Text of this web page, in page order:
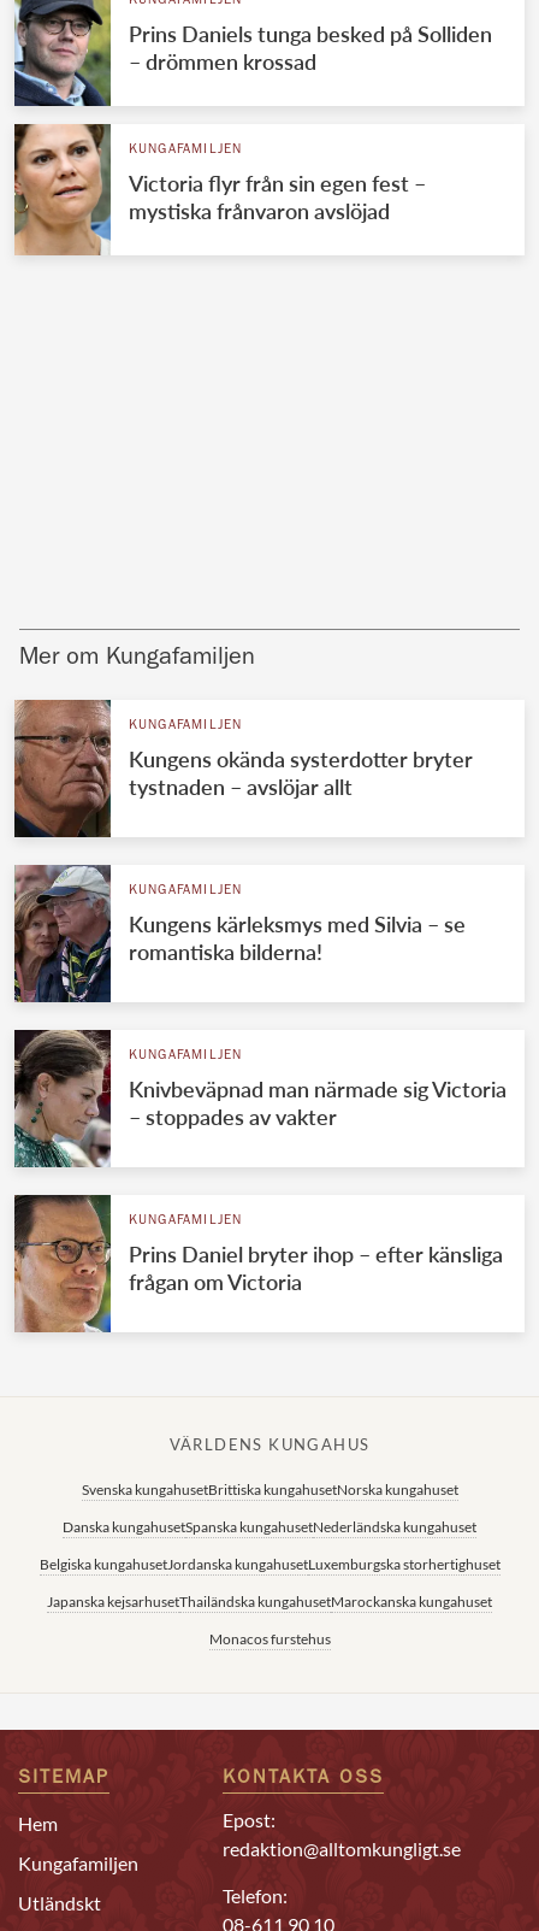
Prins Daniels tunga besked på Solliden
– drömmen krossad
KUNGAFAMILJEN
Victoria flyr från sin egen fest –
mystiska frånvaron avslöjad
Mer om Kungafamiljen
KUNGAFAMILJEN
Kungens okända systerdotter bryter
tystnaden – avslöjar allt
KUNGAFAMILJEN
Kungens kärleksmys med Silvia – se
romantiska bilderna!
KUNGAFAMILJEN
Knivbeväpnad man närmade sig Victoria
– stoppades av vakter
KUNGAFAMILJEN
Prins Daniel bryter ihop – efter känsliga
frågan om Victoria
VÄRLDENS KUNGAHUS
Svenska kungahusetBrittiska kungahusetNorska kungahuset
Danska kungahusetSpanska kungahusetNederländska kungahuset
Belgiska kungahusetJordanska kungahusetLuxemburgska storhertighuset
Japanska kejsarhusetThailändska kungahusetMarockanska kungahuset
Monacos furstehus
SITEMAP
Hem
Kungafamiljen
Utländskt
KONTAKTA OSS
Epost:
redaktion@alltomkungligt.se
Telefon:
08-611 90 10